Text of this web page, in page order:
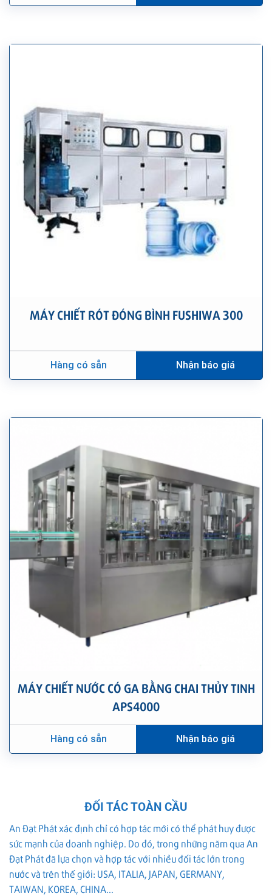
MÁY CHIẾT RÓT ĐÓNG BÌNH FUSHIWA 300
Hàng có sẵn Nhận báo giá
MÁY CHIẾT NƯỚC CÓ GA BẰNG CHAI THỦY TINH
APS4000
Hàng có sẵn Nhận báo giá
ĐỐI TÁC TOÀN CẦU
An Đạt Phát xác định chỉ có hợp tác mới có thể phát huy được
sức mạnh của doanh nghiệp. Do đó, trong những năm qua An
Đạt Phát đã lựa chọn và hợp tác với nhiều đối tác lớn trong
nước và trên thế giới: USA, ITALIA, JAPAN, GERMANY,
TAIWAN, KOREA, CHINA...